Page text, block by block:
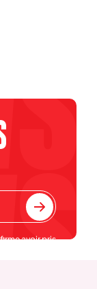
avoir pris